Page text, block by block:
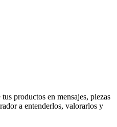
productos en mensajes, piezas
a entenderlos, valorarlos y